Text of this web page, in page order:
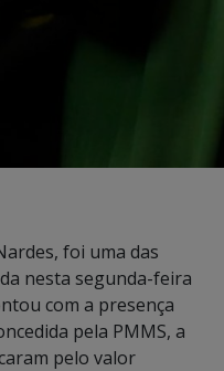
foi uma das
nesta segunda-feira
com a presença
pela PMMS, a
pelo valor